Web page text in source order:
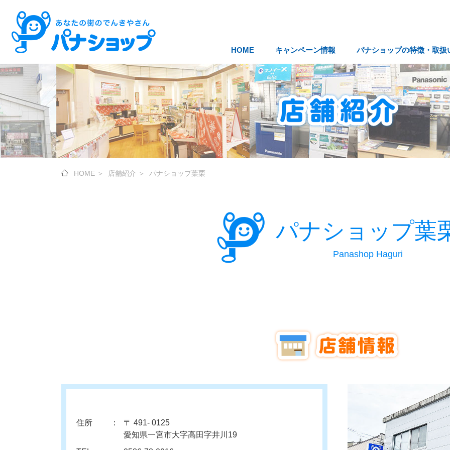
HOME キャンペーン情報 パナショップの特徴・取扱
HOME ＞ 店舗紹介 ＞ パナショップ葉栗
パナショップ葉
Panashop Haguri
住所
〒 491- 0125
愛知県一宮市大字高田字井川19